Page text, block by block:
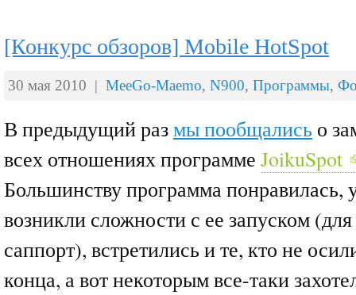
[Конкурс обзоров] Mobile HotSpot
30 мая 2010 | MeeGo-Maemo, N900, Программы,
В предыдущий размы пообщались о
всех отношениях программе JoikuSpot
Большинству программа понравилась,
возникли сложности с ее запуском (для
саппорт), встретились и те, кто не
конца, а вот некоторым все-таки